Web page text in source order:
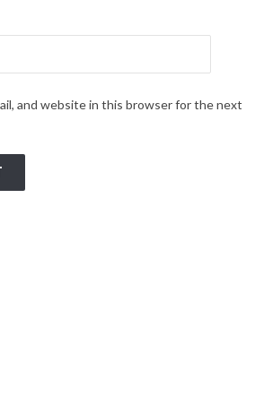
and website in this browser for the next